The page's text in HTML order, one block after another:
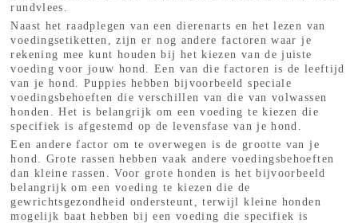
rundvlees.
Naast het raadplegen van een dierenarts en het lezen van
voedingsetiketten, zijn er nog andere factoren waar je
rekening mee kunt houden bij het kiezen van de juiste
voeding voor jouw hond. Een van die factoren is de leeftijd
van je hond. Puppies hebben bijvoorbeeld speciale
voedingsbehoeften die verschillen van die van volwassen
honden. Het is belangrijk om een voeding te kiezen die
specifiek is afgestemd op de levensfase van je hond.
Een andere factor om te overwegen is de grootte van je
hond. Grote rassen hebben vaak andere voedingsbehoeften
dan kleine rassen. Voor grote honden is het bijvoorbeeld
belangrijk om een voeding te kiezen die de
gewrichtsgezondheid ondersteunt, terwijl kleine honden
mogelijk baat hebben bij een voeding die specifiek is